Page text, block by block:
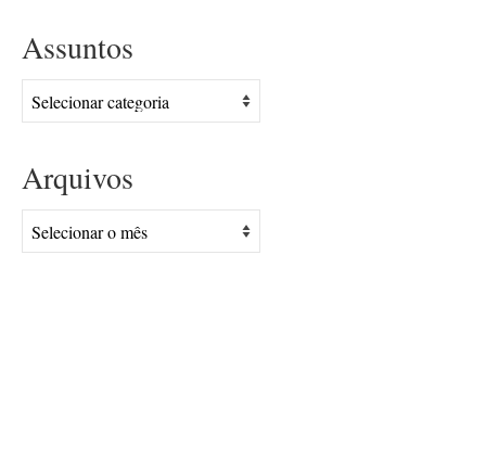
Assuntos
Assuntos
Arquivos
Arquivos